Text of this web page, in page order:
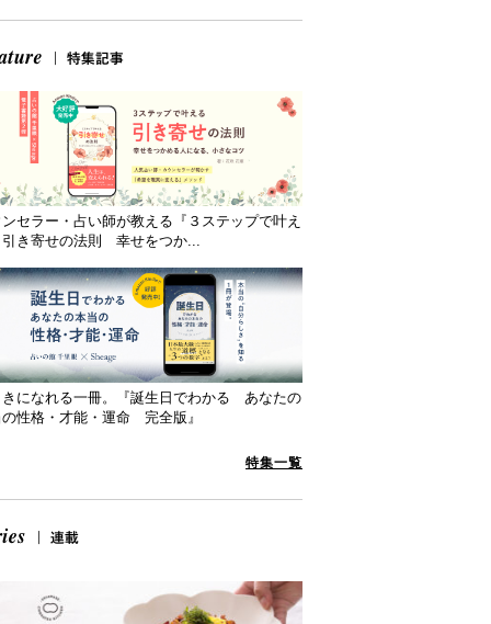
セラー・占い師が教える『３ステップで叶え
き寄せの法則 幸せをつか...
きになれる一冊。『誕生日でわかる あなたの
性格・才能・運命 完全版』
特集一覧